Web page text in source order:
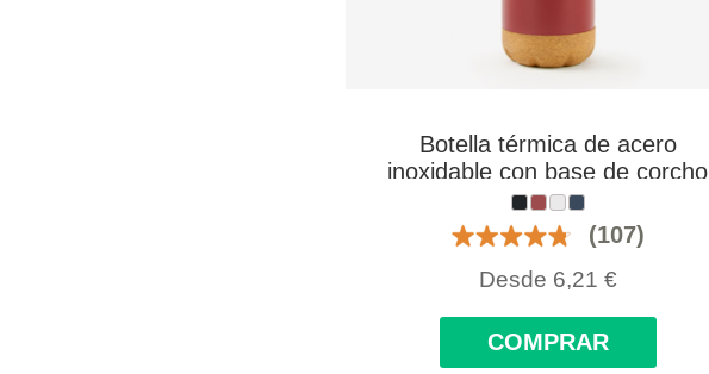
Botella térmica de acero
inoxidable con base de corcho
500 ml personalizada con logo
(107)
Desde 6,21 €
COMPRAR